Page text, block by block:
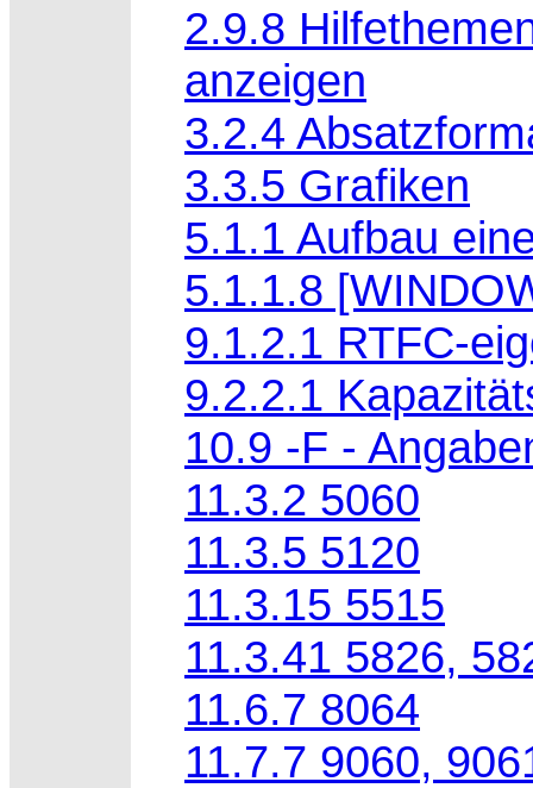
2.9.8
anzeigen
3.2.4
3.3.5 Grafiken
5.1.1 Aufbau
5.1.1.8
9.1.2.1 RTFC-
9.2.2.1
10.9 -F -
11.3.2 5060
11.3.5 5120
11.3.15 5515
11.3.41 5826,
11.6.7 8064
11.7.7 9060,